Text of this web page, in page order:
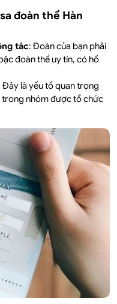
đoàn thể Hàn
tác: Đoàn của bạn phải
đoàn thể uy tín, có hồ
Đây là yếu tố quan trọng
trong nhóm được tổ chức